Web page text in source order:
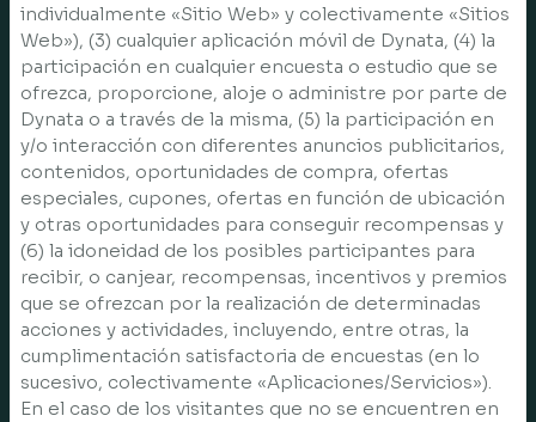
individualmente «Sitio Web» y colectivamente «Sitios
Web»), (3) cualquier aplicación móvil de Dynata, (4) la
participación en cualquier encuesta o estudio que se
ofrezca, proporcione, aloje o administre por parte de
Dynata o a través de la misma, (5) la participación en
y/o interacción con diferentes anuncios publicitarios,
contenidos, oportunidades de compra, ofertas
especiales, cupones, ofertas en función de ubicación
y otras oportunidades para conseguir recompensas y
(6) la idoneidad de los posibles participantes para
recibir, o canjear, recompensas, incentivos y premios
que se ofrezcan por la realización de determinadas
acciones y actividades, incluyendo, entre otras, la
cumplimentación satisfactoria de encuestas (en lo
sucesivo, colectivamente «Aplicaciones/Servicios»).
En el caso de los visitantes que no se encuentren en